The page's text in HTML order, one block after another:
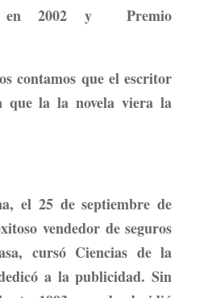
en 2002 y Premio
contamos que el escritor
que la la novela viera la
el 25 de septiembre de
vendedor de seguros
cursó Ciencias de la
a la publicidad. Sin